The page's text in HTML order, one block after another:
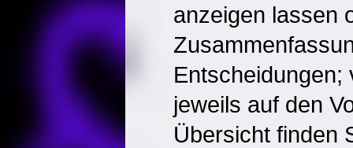
anzeigen lassen
Entscheidungen;
jeweils auf den
Übersicht finden